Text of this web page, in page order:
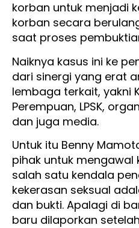
korban untuk menjadi
korban secara
saat proses
Naiknya kasus ini ke
dari sinergi yang erat
lembaga terkait, yakni
Perempuan, LPSK,
dan juga media.
Untuk itu Benny
pihak untuk mengawal
salah satu kendala
kekerasan seksual
dan bukti. Apalagi di
baru dilaporkan